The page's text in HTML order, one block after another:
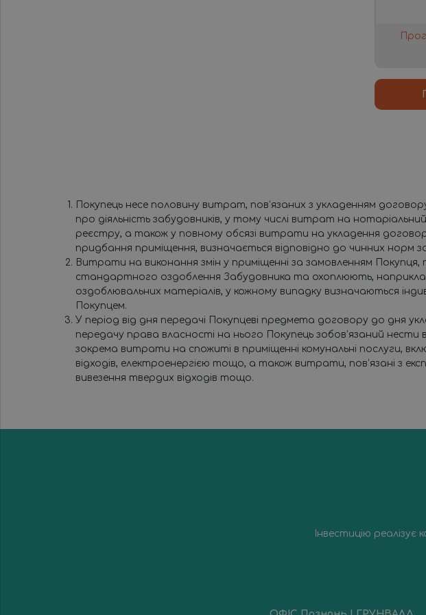
Покупець несе половину витрат, пов’язаних з укладенням
про діяльність забудовників, у тому числі витрат на
реєстру, а також у повному обсязі витрати на укладення
придбання приміщення, визначається відповідно до чинних
Витрати на виконання змін у приміщенні за замовленням Покупця,
стандартного оздоблення Забудовника та охоплюють,
оздоблювальних матеріалів, у кожному випадку визначаються
Покупцем.
У період від дня передачі Покупцеві предмета договору до дня
передачу права власності на нього Покупець зобов’язаний
зокрема витрати на спожиті в приміщенні комунальні послуги,
відходів, електроенергією тощо, а також витрати, пов’язані з
вивезення твердих відходів тощо.
Інвестицію